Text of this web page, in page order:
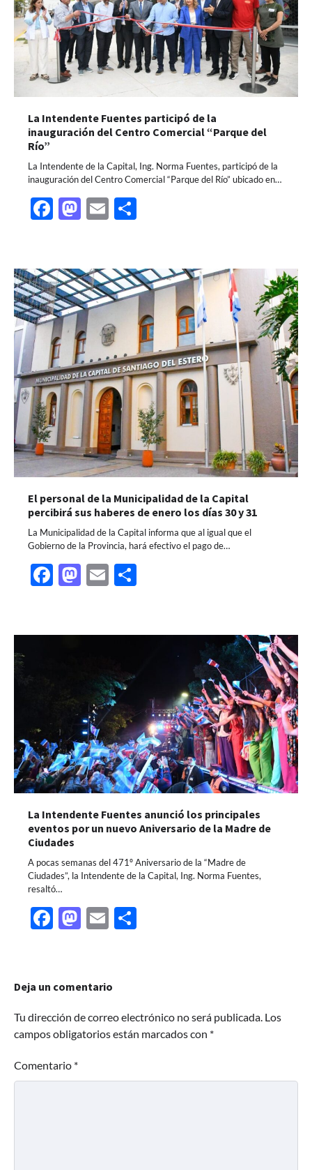
La Intendente Fuentes participó de la
inauguración del Centro Comercial “Parque del
Río”
La Intendente de la Capital, Ing. Norma Fuentes, participó de la
inauguración del Centro Comercial “Parque del Río” ubicado en…
Facebook
Mastodon
Email
El personal de la Municipalidad de la Capital
percibirá sus haberes de enero los días 30 y 31
La Municipalidad de la Capital informa que al igual que el
Gobierno de la Provincia, hará efectivo el pago de…
Facebook
Mastodon
Email
La Intendente Fuentes anunció los principales
eventos por un nuevo Aniversario de la Madre de
Ciudades
A pocas semanas del 471º Aniversario de la “Madre de
Ciudades”, la Intendente de la Capital, Ing. Norma Fuentes,
resaltó…
Facebook
Mastodon
Email
Deja un comentario
Tu dirección de correo electrónico no será publicada. Los
campos obligatorios están marcados con *
Comentario *